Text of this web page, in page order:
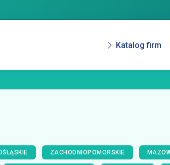
Katalog firm
ZACHODNIOPOMORSKIE